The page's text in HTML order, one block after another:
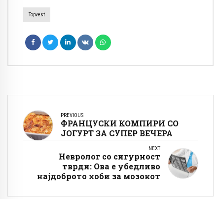
Topvest
PREVIOUS
ФРАНЦУСКИ КОМПИРИ СО
ЈОГУРТ ЗА СУПЕР ВЕЧЕРА
NEXT
Невролог со сигурност
тврди: Ова е убедливо
најдоброто хоби за мозокот